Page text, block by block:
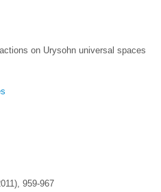
on Urysohn universal spaces
959-967